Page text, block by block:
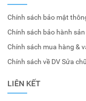
Chính sách bảo mật
Chính sách bảo hành
Chính sách mua hàng &
Chính sách về DV Sửa
LIÊN KẾT